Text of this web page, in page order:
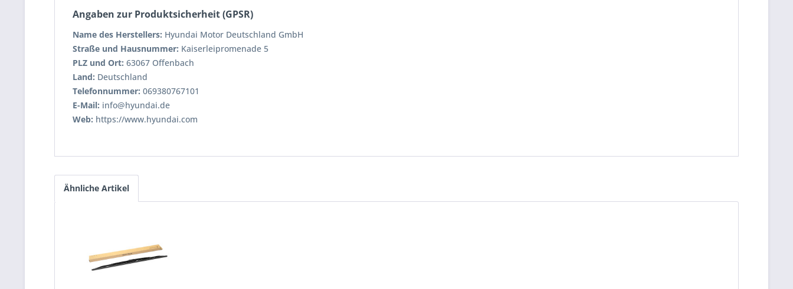
Angaben zur Produktsicherheit (GPSR)
Name des Herstellers: Hyundai Motor Deutschland GmbH
Straße und Hausnummer: Kaiserleipromenade 5
PLZ und Ort: 63067 Offenbach
Land: Deutschland
Telefonnummer: 069380767101
E-Mail: info@hyundai.de
Web: https://www.hyundai.com
Ähnliche Artikel